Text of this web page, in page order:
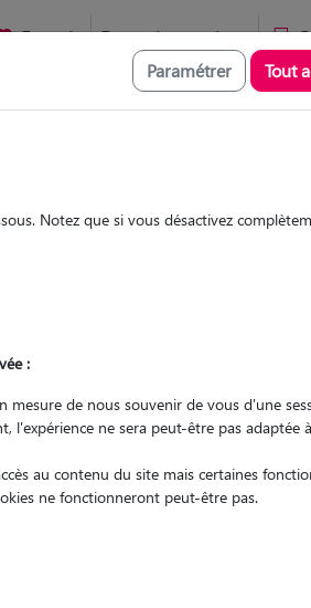
Favoris Devenir pet sitter
engagement
Paramétrer Tout
Notez que si vous désactivez
:
mesure de nous souvenir de vous d'une
l'expérience ne sera peut-être pas adaptée
au contenu du site mais certaines
ne fonctionneront peut-être pas.